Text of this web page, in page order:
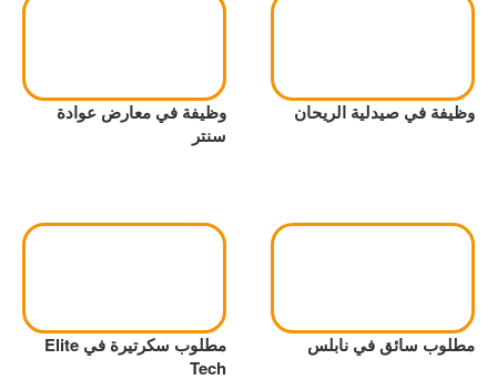
وظيفة في صيدلية الريحان
وظيفة في معارض عوادة
سنتر
مطلوب سائق في نابلس
مطلوب سكرتيرة في Elite
Tech